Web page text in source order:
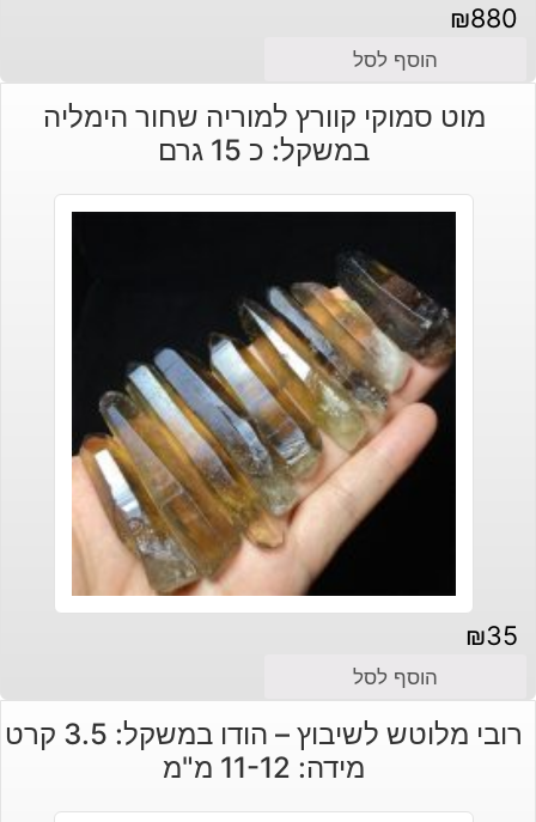
₪880
הוסף לסל
מוט סמוקי קוורץ למוריה שחור הימליה
במשקל: כ 15 גרם
₪35
הוסף לסל
רובי מלוטש לשיבוץ – הודו במשקל: 3.5 קרט
מידה: 11-12 מ"מ